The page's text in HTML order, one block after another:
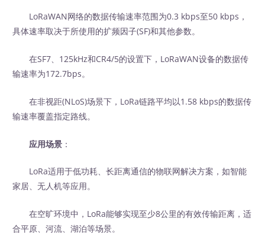
LoRaWAN网络的数据传输速率范围为0.3 kbps至50 kbps，
具体速率取决于所使用的扩频因子(SF)和其他参数。
在SF7、125kHz和CR4/5的设置下，LoRaWAN设备的数据传
输速率为172.7bps。
在非视距(NLoS)场景下，LoRa链路平均以1.58 kbps的数据传
输速率覆盖指定路线。
应用场景 ：
LoRa适用于低功耗、长距离通信的物联网解决方案，如智能
家居、无人机等应用。
在空旷环境中，LoRa能够实现至少8公里的有效传输距离，适
合平原、河流、湖泊等场景。